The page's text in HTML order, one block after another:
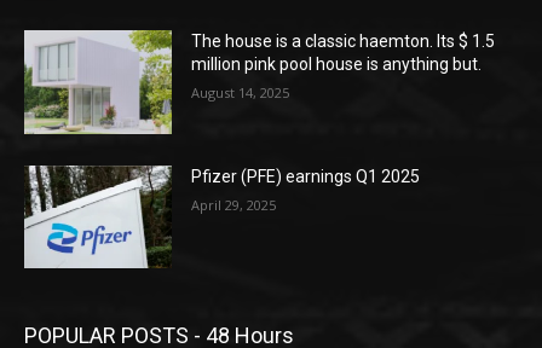
The house is a classic haemton. Its $ 1.5
million pink pool house is anything but.
August 14, 2025
Pfizer (PFE) earnings Q1 2025
April 29, 2025
POPULAR POSTS - 48 Hours